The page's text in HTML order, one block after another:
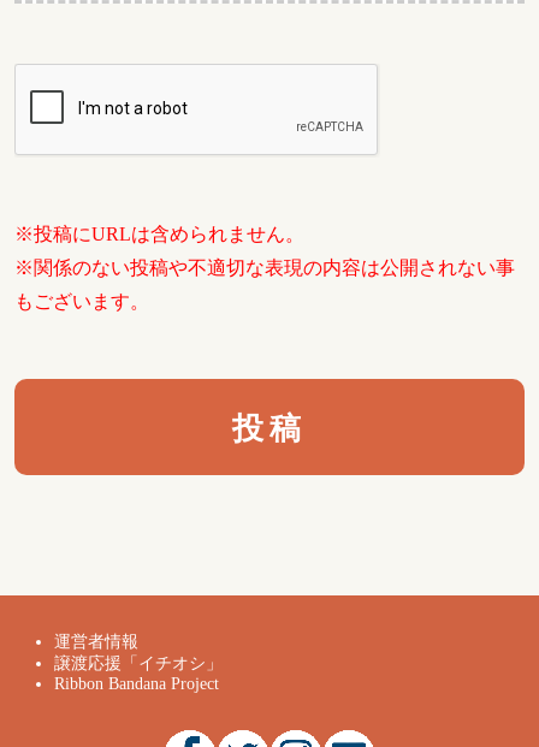
※投稿にURLは含められません。
※関係のない投稿や不適切な表現の内容は公開されない事
もございます。
運営者情報
譲渡応援「イチオシ」
Ribbon Bandana Project